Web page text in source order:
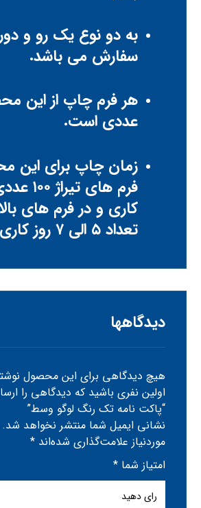
به دو نوع یک رو و
سفارش می باشد.
عددی است.
زمان چاپ برای این
کاری و در فرم های
تعداد ۵ الی ۷ روز کاری می باشد.
دیدگاهها
هیچ دیدگاهی برای این محصول
اولین نفری باشید که دیدگاهی را
“پاکت نامه تک رنگ لوگو وسط”
نشانی ایمیل شما منتشر نخواهد شد.
موردنیاز علامت‌گذاری شده‌اند*
امتیاز شما*